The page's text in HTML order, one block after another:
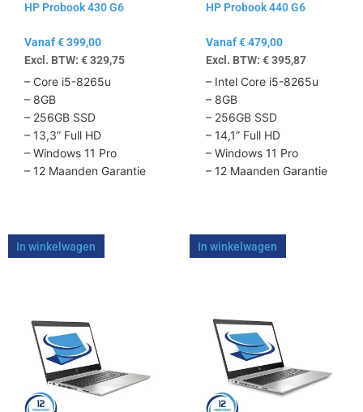
HP Probook 430 G6
Vanaf€399,00
Excl. BTW: €329,75
– Core i5-8265u
– 8GB
– 256GB SSD
– 13,3” Full HD
– Windows 11 Pro
– 12 Maanden Garantie
In winkelwagen
gekozen
productpagina
HP Probook 440 G6
Vanaf€479,00
Excl. BTW: €395,87
– Intel Core i5-8265u
– 8GB
– 256GB SSD
– 14,1” Full HD
– Windows 11 Pro
– 12 Maanden Garantie
In winkelwagen
gekozen
productpagina
heeft
meerdere
variaties.
optie
heeft
meerdere
variaties.
optie